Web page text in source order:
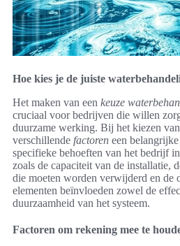
Hoe kies je de juiste
Het maken van een keuze
cruciaal voor bedrijven die willen
duurzame werking. Bij het kiezen
verschillende factoren een
specifieke behoeften van het bedrijf
zoals de capaciteit van de installatie,
die moeten worden verwijderd en de
elementen beïnvloeden zowel de
duurzaamheid van het systeem.
Factoren om rekening mee te